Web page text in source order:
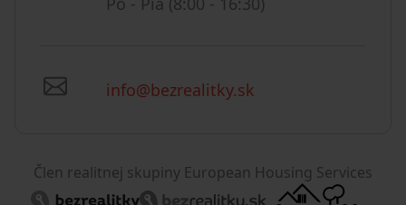
info@bezrealitky.sk
Člen realitnej skupiny European Housing Services